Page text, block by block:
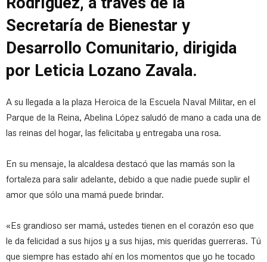
Secretaría de Bienestar y
Desarrollo Comunitario, dirigida
por Leticia Lozano Zavala.
A su llegada a la plaza Heroica de la Escuela Naval Militar, en el
Parque de la Reina, Abelina López saludó de mano a cada una de
las reinas del hogar, las felicitaba y entregaba una rosa.
En su mensaje, la alcaldesa destacó que las mamás son la
fortaleza para salir adelante, debido a que nadie puede suplir el
amor que sólo una mamá puede brindar.
«Es grandioso ser mamá, ustedes tienen en el corazón eso que
le da felicidad a sus hijos y a sus hijas, mis queridas guerreras. Tú
que siempre has estado ahí en los momentos que yo he tocado